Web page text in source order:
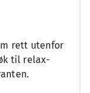
rett utenfor
til relax-